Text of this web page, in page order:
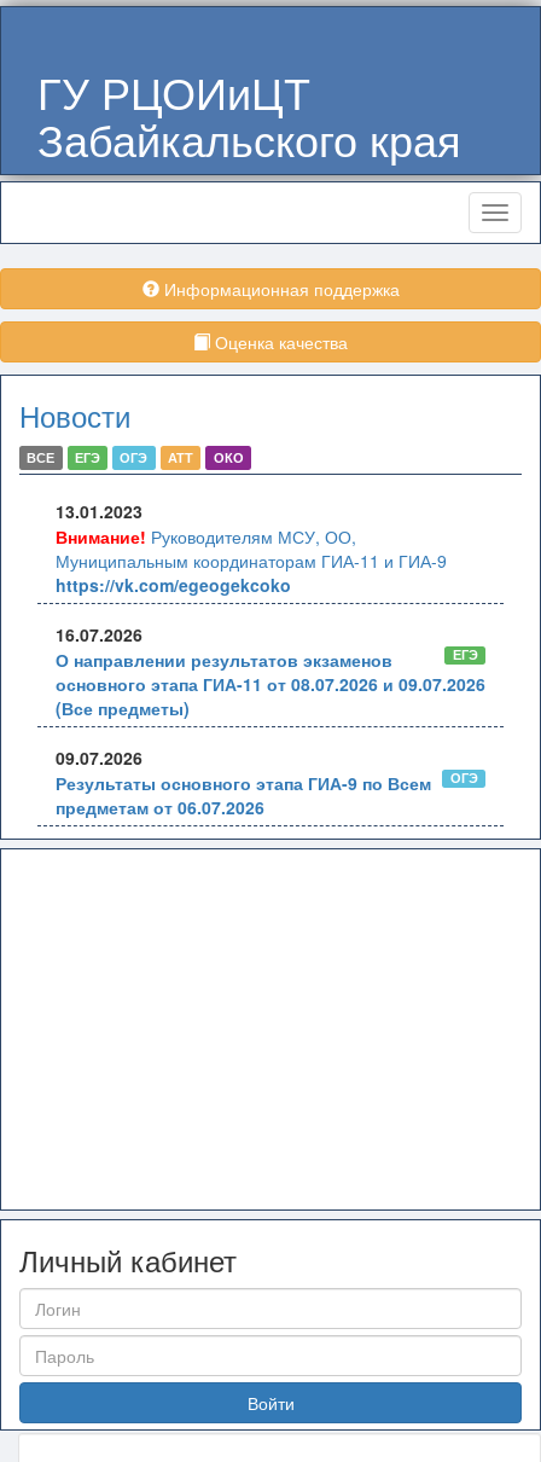
ГУ РЦОИиЦТ
Забайкальского края
Меню
Информационная поддержка
Оценка качества
Новости
ВСЕ ЕГЭ ОГЭ АТТ ОКО
13.01.2023
Внимание! Руководителям МСУ, ОО,
Муниципальным координаторам ГИА-11 и ГИА-9
https://vk.com/egeogekcoko
16.07.2026
ЕГЭ
О направлении результатов экзаменов
основного этапа ГИА-11 от 08.07.2026 и 09.07.2026
(Все предметы)
09.07.2026
ОГЭ
Результаты основного этапа ГИА-9 по Всем
предметам от 06.07.2026
Личный кабинет
Войти